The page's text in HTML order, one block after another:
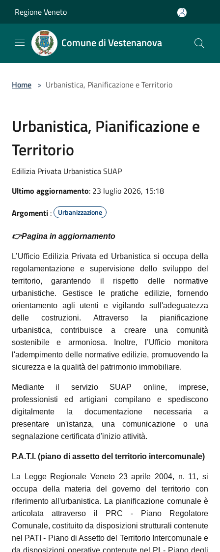
Regione Veneto
Comune di Vestenanova
Home > Urbanistica, Pianificazione e Territorio
Urbanistica, Pianificazione e
Territorio
Edilizia Privata Urbanistica SUAP
Ultimo aggiornamento: 23 luglio 2026, 15:18
Argomenti : Urbanizzazione
👉Pagina in aggiornamento
L’Ufficio Edilizia Privata ed Urbanistica si occupa della
regolamentazione e supervisione dello sviluppo del
territorio, garantendo il rispetto delle normative
urbanistiche. Gestisce le pratiche edilizie, fornendo
orientamento agli utenti e vigilando sull'adeguatezza
delle costruzioni. Attraverso la pianificazione
urbanistica, contribuisce a creare una comunità
sostenibile e armoniosa. Inoltre, l’Ufficio monitora
l'adempimento delle normative edilizie, promuovendo la
sicurezza e la qualità del patrimonio immobiliare.
Mediante il servizio SUAP online, imprese,
professionisti ed artigiani compilano e spediscono
digitalmente la documentazione necessaria a
presentare un'istanza, una comunicazione o una
segnalazione certificata d'inizio attività.
P.A.T.I. (piano di assetto del territorio intercomunale)
La Legge Regionale Veneto 23 aprile 2004, n. 11, si
occupa della materia del governo del territorio con
riferimento all'urbanistica. La pianificazione comunale è
articolata attraverso il PRC - Piano Regolatore
Comunale, costituito da disposizioni strutturali contenute
nel PATI - Piano di Assetto del Territorio Intercomunale e
da disposizioni operative contenute nel PI - Piano degli